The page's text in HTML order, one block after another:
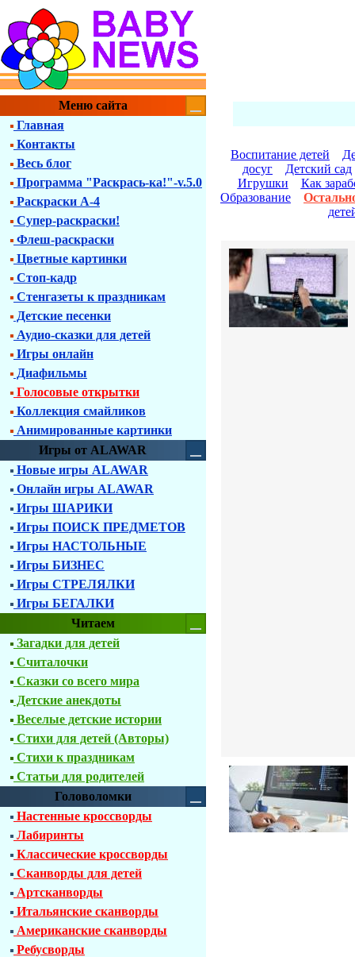
Меню сайта
Главная
Контакты
Весь блог
Программа "Раскрась-ка!"-v.5.0
Раскраски А-4
Супер-раскраски!
Флеш-раскраски
Цветные картинки
Стоп-кадр
Стенгазеты к праздникам
Детские песенки
Аудио-сказки для детей
Игры онлайн
Диафильмы
Голосовые открытки
Коллекция смайликов
Анимированные картинки
Игры от ALAWAR
Новые игры ALAWAR
Онлайн игры ALAWAR
Игры ШАРИКИ
Игры ПОИСК ПРЕДМЕТОВ
Игры НАСТОЛЬНЫЕ
Игры БИЗНЕС
Игры СТРЕЛЯЛКИ
Игры БЕГАЛКИ
Читаем
Загадки для детей
Считалочки
Сказки со всего мира
Детские анекдоты
Веселые детские истории
Стихи для детей (Авторы)
Стихи к праздникам
Статьи для родителей
Головоломки
Настенные кроссворды
Лабиринты
Классические кроссворды
Сканворды для детей
Артсканворды
Итальянские сканворды
Американские сканворды
Ребусворды
Воспитание детей
досуг
Детский сад
Игрушки
Как
Образование